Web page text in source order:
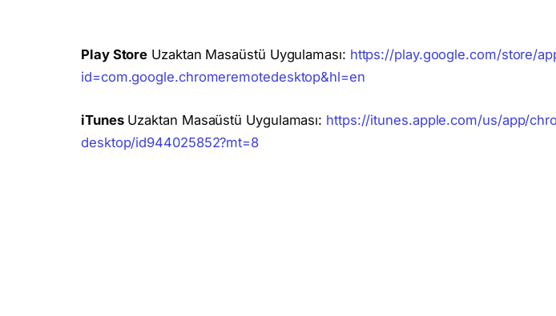
Play Store Uzaktan Masaüstü Uygulaması: https://play.google.com/store/
id=com.google.chromeremotedesktop&hl=en
iTunesUzaktan Masaüstü Uygulaması: https://itunes.apple.com/us/app/
desktop/id944025852?mt=8